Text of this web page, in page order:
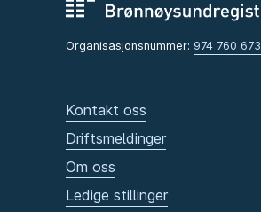
Organisasjonsnummer: 974 760 673
Kontakt oss
Driftsmeldinger
Om oss
Ledige stillinger